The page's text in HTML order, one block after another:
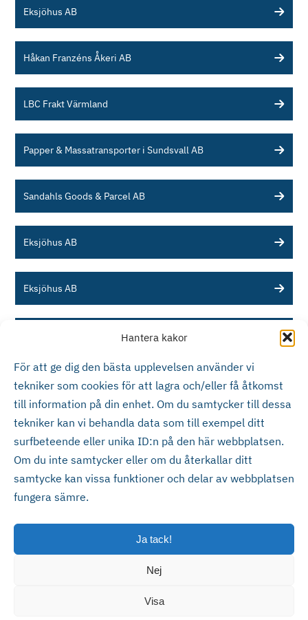
Hantera kakor
För att ge dig den bästa upplevelsen använder vi
tekniker som cookies för att lagra och/eller få åtkomst
till information på din enhet. Om du samtycker till dessa
tekniker kan vi behandla data som till exempel ditt
surfbeteende eller unika ID:n på den här webbplatsen.
Om du inte samtycker eller om du återkallar ditt
samtycke kan vissa funktioner och delar av webbplatsen
fungera sämre.
Ja tack!
Nej
Visa
Eksjöhus AB
Håkan Franzéns Åkeri AB
LBC Frakt Värmland
Papper & Massatransporter i Sundsvall AB
Sandahls Goods & Parcel AB
Eksjöhus AB
Eksjöhus AB
Trygve Bengtsons Åkeri AB
JGA AB
Eksjö Maskin & Truck AB
Visselblåsarpolicy ≻